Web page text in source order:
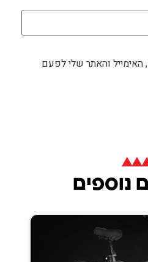
והאתר שלי לפעם
נוספים